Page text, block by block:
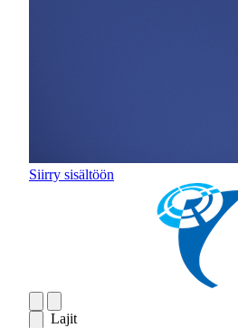
Siirry sisältöön
Lajit